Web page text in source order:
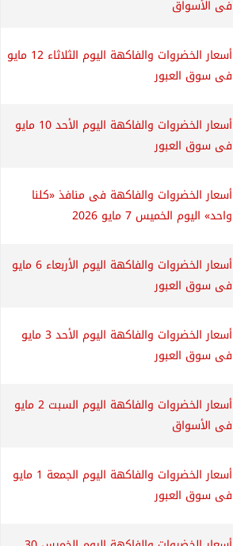
فى الأسواق
أسعار الخضروات والفاكهة اليوم الثلاثاء 12 مايو
فى سوق العبور
أسعار الخضروات والفاكهة اليوم الأحد 10 مايو
فى سوق العبور
أسعار الخضروات والفاكهة فى منافذ «كلنا
واحد» اليوم الخميس 7 مايو 2026
أسعار الخضروات والفاكهة اليوم الأربعاء 6 مايو
فى سوق العبور
أسعار الخضروات والفاكهة اليوم الأحد 3 مايو
فى سوق العبور
أسعار الخضروات والفاكهة اليوم السبت 2 مايو
فى الأسواق
أسعار الخضروات والفاكهة اليوم الجمعة 1 مايو
فى سوق العبور